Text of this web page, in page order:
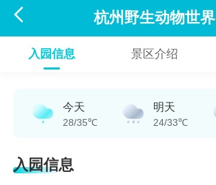
 杭州野生动物世界
入园信息 景区介绍
今天
28/35℃
明天
24/33℃
入园信息